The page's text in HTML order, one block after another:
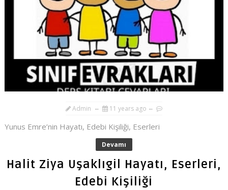
Admin 11 years ago
Yunus Emre’nin Hayatı, Edebi Kişiliği, Eserleri
Devamı
Halit Ziya Uşaklıgil Hayatı, Eserleri,
Edebi Kişiliği